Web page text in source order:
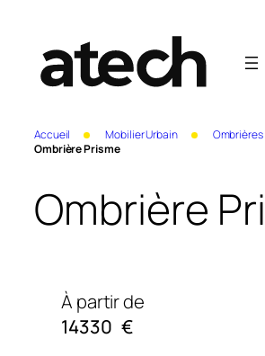
Accueil Mobilier Urbain
Ombrière Prisme
Ombrière
À partir de
14330 €